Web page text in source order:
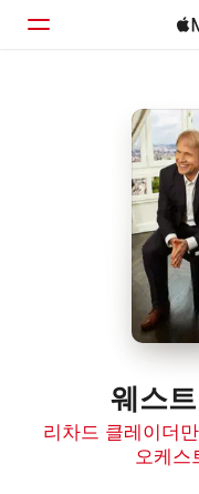
둘러보기
웨스
리차드 클레이더만
오케스